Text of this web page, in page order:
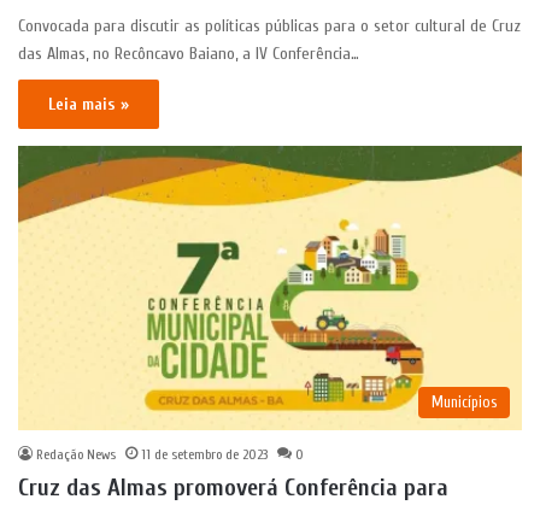
Convocada para discutir as políticas públicas para o setor cultural de Cruz
das Almas, no Recôncavo Baiano, a IV Conferência…
Leia mais »
Municípios
Redação News 11 de setembro de 2023 0
Cruz das Almas promoverá Conferência para